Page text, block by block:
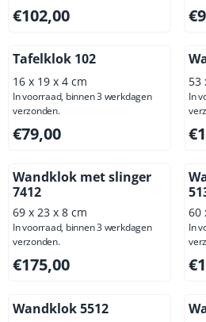
Prijs: 102,00, exclusief btw: 84,30
€102,00
Tafelklok 102
16 x 19 x 4 cm
In voorraad, binnen 3 werkdagen
verzonden.
Prijs: 79,00, exclusief btw: 65,29
€79,00
53
In
Wandklok met slinger
7412
69 x 23 x 8 cm
In voorraad, binnen 3 werkdagen
verzonden.
Prijs: 175,00, exclusief btw:
€175,00
60
In
Wandklok 5512